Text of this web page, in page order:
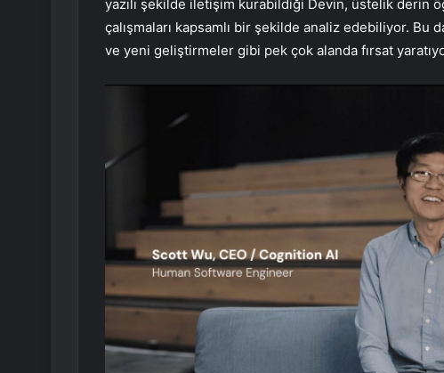
yazılı şekilde iletişim kurabildiği Devin, üstelik derin
çalışmaları kapsamlı bir şekilde analiz edebiliyor. Bu
ve yeni geliştirmeler gibi pek çok alanda fırsat